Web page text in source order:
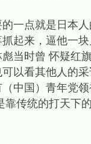
一点就是日本
起来，逼他一
当时曾 怀疑红
以看其他人的
中国）青年党
传统的打天下